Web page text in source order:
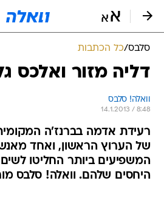
סלבס/כל הכתבות
דליה מזור ואלכס
וואלה! סלבס
14.1.2013 / 8:48
רעידת אדמה בברנז'ה
של הערוץ הראשון, ואחד מאנשי
המשפיעים ביותר החליטו
היחסים שלהם. וואלה! סלבס